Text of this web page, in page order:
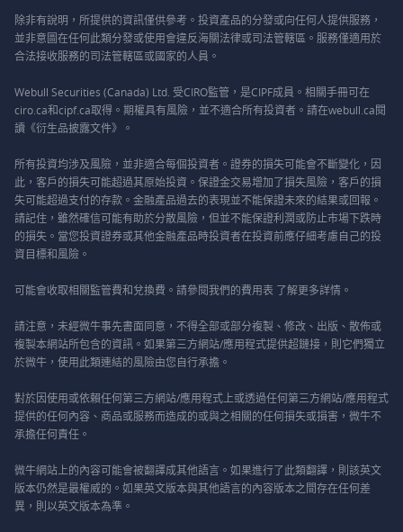
除非有說明，所提供的資訊僅供參考。投資產品的分發或向任何人提供服務，
並非意圖在任何此類分發或使用會違反海關法律或司法管轄區。服務僅適用於
合法接收服務的司法管轄區或國家的人員。
Webull Securities (Canada) Ltd. 受CIRO監管，是CIPF成員。相關手冊可在
ciro.ca和cipf.ca取得。期權具有風險，並不適合所有投資者。請在webull.ca閱
讀《衍生品披露文件》。
所有投資均涉及風險，並非適合每個投資者。證券的損失可能會不斷變化，因
此，客戶的損失可能超過其原始投資。保證金交易增加了損失風險，客戶的損
失可能超過支付的存款。金融產品過去的表現並不能保證未來的結果或回報。
請記住，雖然確信可能有助於分散風險，但並不能保證利潤或防止市場下跌時
的損失。當您投資證券或其他金融產品時投資者在投資前應仔細考慮自己的投
資目標和風險。
可能會收取相關監管費和兌換費。請參閱我們的費用表 了解更多詳情。
請注意，未經微牛事先書面同意，不得全部或部分複製、修改、出版、散佈或
複製本網站所包含的資訊。如果第三方網站/應用程式提供超鏈接，則它們獨立
於微牛，使用此類連結的風險由您自行承擔。
對於因使用或依賴任何第三方網站/應用程式上或透過任何第三方網站/應用程式
提供的任何內容、商品或服務而造成的或與之相關的任何損失或損害，微牛不
承擔任何責任。
微牛網站上的內容可能會被翻譯成其他語言。如果進行了此類翻譯，則該英文
版本仍然是最權威的。如果英文版本與其他語言的內容版本之間存在任何差
異，則以英文版本為準。